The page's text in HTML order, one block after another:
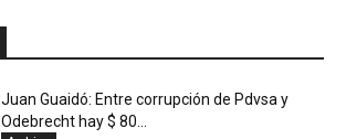
Juan Guaidó: Entre corrupción de Pdvsa y
Odebrecht hay $ 80...